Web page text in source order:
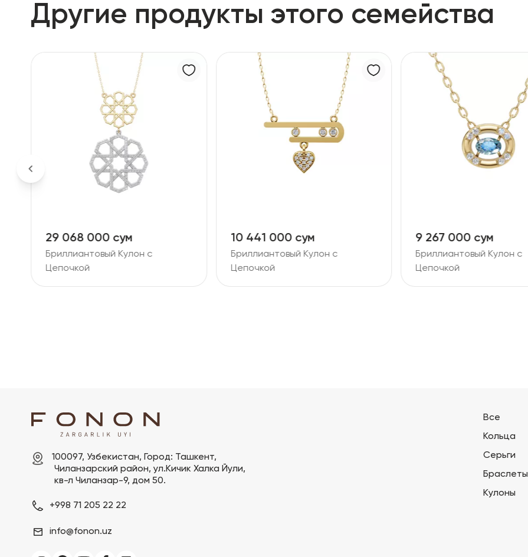
Другие продукты этого семейства
29 068 000 сум
Бриллиантовый Кулон с
Цепочкой
10 441 000 сум
Бриллиантовый Кулон с
Цепочкой
9 267 000 сум
Бриллиантовый Кулон с
Цепочкой
100097, Узбекистан, Город: Ташкент,
кв-л Чиланзар-9, дом 50.
+998 71 205 22 22
info@fonon.uz
Все
Кольца
Серьги
Браслеты
Кулоны